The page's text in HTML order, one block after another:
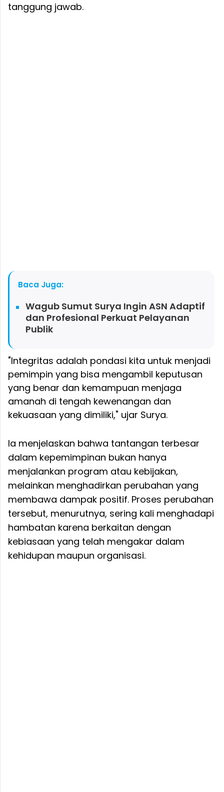
tanggung jawab.
Baca Juga:
Wagub Sumut Surya Ingin ASN Adaptif
dan Profesional Perkuat Pelayanan
Publik
"Integritas adalah pondasi kita untuk menjadi
pemimpin yang bisa mengambil keputusan
yang benar dan kemampuan menjaga
amanah di tengah kewenangan dan
kekuasaan yang dimiliki," ujar Surya.
Ia menjelaskan bahwa tantangan terbesar
dalam kepemimpinan bukan hanya
menjalankan program atau kebijakan,
melainkan menghadirkan perubahan yang
membawa dampak positif. Proses perubahan
tersebut, menurutnya, sering kali menghadapi
hambatan karena berkaitan dengan
kebiasaan yang telah mengakar dalam
kehidupan maupun organisasi.